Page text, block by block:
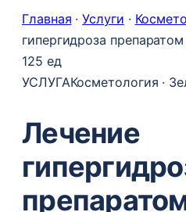
Главная ·Услуги ·
гипергидроза
125 ед
УСЛУГАКосметология ·
Лечение